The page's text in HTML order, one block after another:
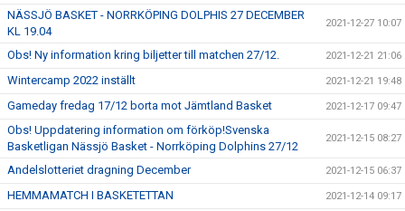
NÄSSJÖ BASKET - NORRKÖPING DOLPHIS 27 DECEMBER
KL 19.04
2021-12-27 10:07
Obs! Ny information kring biljetter till matchen 27/12. 2021-12-21 21:06
Wintercamp 2022 inställt 2021-12-21 19:48
Gameday fredag 17/12 borta mot Jämtland Basket 2021-12-17 09:47
Obs! Uppdatering information om förköp!Svenska
Basketligan Nässjö Basket - Norrköping Dolphins 27/12
2021-12-15 08:27
Andelslotteriet dragning December 2021-12-15 06:37
HEMMAMATCH I BASKETETTAN 2021-12-14 09:17